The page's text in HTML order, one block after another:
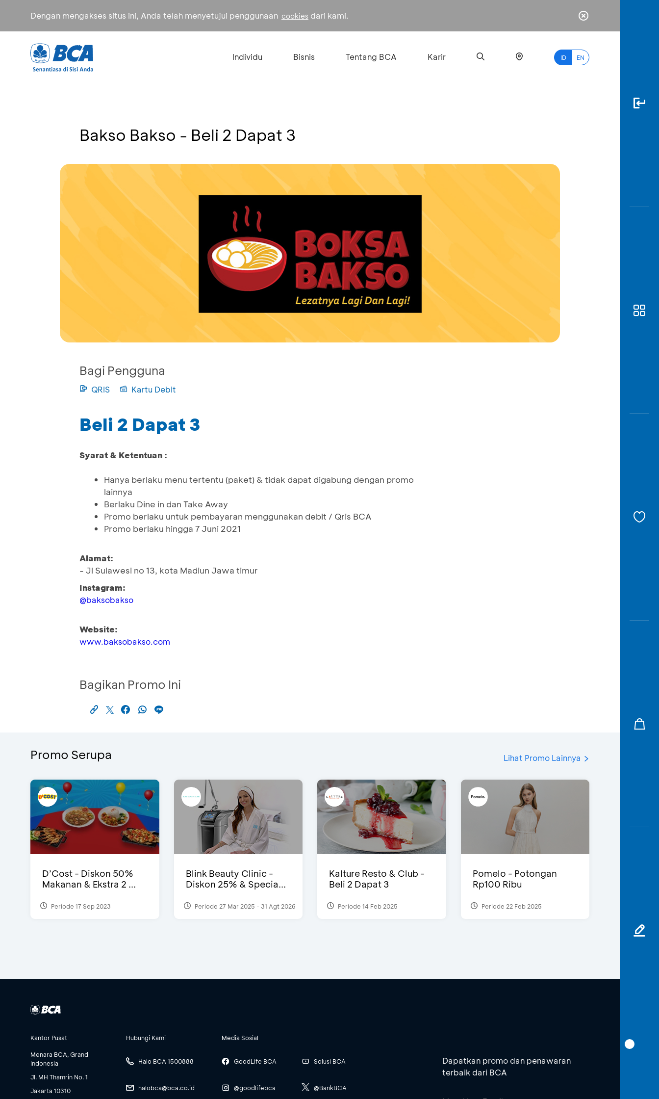
Dengan mengakses situs ini, Anda telah menyetujui penggunaan cookies dari kami.
Individu Bisnis Tentang BCA Karir ID EN
Bakso Bakso - Beli 2 Dapat 3
Bagi Pengguna
QRIS Kartu Debit
Beli 2 Dapat 3
Syarat & Ketentuan :
Hanya berlaku menu tertentu (paket) & tidak dapat digabung dengan promo
lainnya
Berlaku Dine in dan Take Away
Promo berlaku untuk pembayaran menggunakan debit / Qris BCA
Promo berlaku hingga 7 Juni 2021
Alamat:
- Jl Sulawesi no 13, kota Madiun Jawa timur
Instagram:
@baksobakso
Website:
www.baksobakso.com
Bagikan Promo Ini
Promo Serupa Lihat Promo Lainnya
D’Cost - Diskon 50%
Makanan & Ekstra 2 ...
Periode 17 Sep 2023
Blink Beauty Clinic -
Diskon 25% & Specia...
Periode 27 Mar 2025 - 31 Agt 2026
Kalture Resto & Club -
Beli 2 Dapat 3
Periode 14 Feb 2025
Pomelo - Potongan
Rp100 Ribu
Periode 22 Feb 2025
Kantor Pusat
Menara BCA, Grand
Indonesia
Jl. MH Thamrin No. 1
Jakarta 10310
Hubungi Kami
Halo BCA 1500888
halobca@bca.co.id
Media Sosial
GoodLife BCA
@goodlifebca
Solusi BCA
@BankBCA
Dapatkan promo dan penawaran
terbaik dari BCA